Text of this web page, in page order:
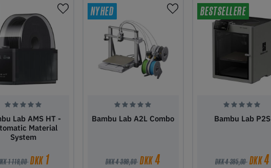
Lab AMS HT -
Material
System
1 119,00 DKK1
NYHED
Bambu Lab A2L Combo
DKK 4 399,00 DKK4
BESTSELLERE
Bambu Lab P2S
DKK 4 395,00 DKK4